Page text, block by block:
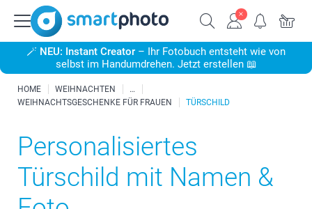
🪄 NEU: Instant Creator – Ihr Fotobuch entsteht wie von
selbst im Handumdrehen. Jetzt erstellen 📖
HOME
WEIHNACHTEN
WEIHNACHTSGESCHENKE FÜR FRAUEN
TÜRSCHILD
Personalisiertes
Türschild mit Namen &